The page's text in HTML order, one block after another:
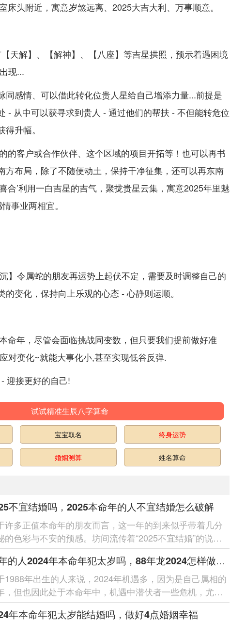
床头附近，寓意岁煞远离、2025大吉大利、万事顺意。
天解】、【解神】、【八座】等吉星拱照，预示着遇困境
现...
同感情、可以借此转化位贵人星给自己增添力量...前提是
- 从中可以获寻求到贵人 - 通过他们的帮扶 - 不但能转危位
升幅。
的客户或合作伙伴、这个区域的项目开拓等！也可以再书
方布局，除了不随便动土，保持干净征集，还可以再东南
合’利用一白吉星的吉气，聚拢贵星云集，寓意2025年里魅
事业两相宜。
】令属蛇的朋友再运势上起伏不定，需要及时调整自己的
变化，保持向上乐观的心态 - 心静则运顺。
命年，尽管会面临挑战同变数，但只要我们提前做好准
对变化~就能大事化小,甚至实现低谷反弹.
迎接更好的自己!
试试精准生辰八字算命
宝宝取名 终身运势
婚姻测算 姓名算命
不宜结婚吗，2025本命年的人不宜结婚怎么破解
许多正值本命年的朋友而言，这一年的到来似乎带着几分
的色彩与不安的预感。坊间流传着“2025不宜结婚”的说
让不少计划步入婚姻殿堂...
88年的人2024年本命年犯太岁吗，88年龙2024怎样做提升婚姻运
1988年出生的人来说，2024年机遇多，因为是自己属相的
，但也因此处于本命年中，机遇中潜伏者一些危机，尤其
姻方面，由于本命年情绪受到波及...
年本命年犯太岁能结婚吗，做好4点婚姻幸福